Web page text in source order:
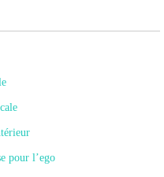
pour l’ego